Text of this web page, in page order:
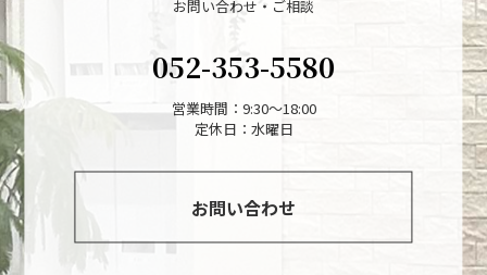
お問い合わせ・ご相談
052-353-5580
営業時間：9:30～18:00
定休日：水曜日
お問い合わせ